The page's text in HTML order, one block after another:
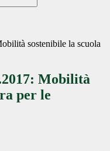
sostenibile la scuola
Mobilità
per le